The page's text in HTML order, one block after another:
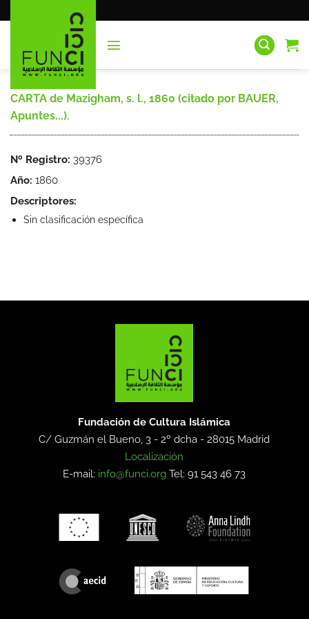
al
CARTA de Mazigham, s. l., 1860 (citado por BAUER,
Apuntes...).
Nº Registro: 39376
Año: 1860
Descriptores:
Sin clasificación específica
Fundación de Cultura Islámica
C/ Guzmán el Bueno, 3 - 2º dcha -28015 Madrid
Localización
E-mail: info@funci.org Tel: 91 543 46 73